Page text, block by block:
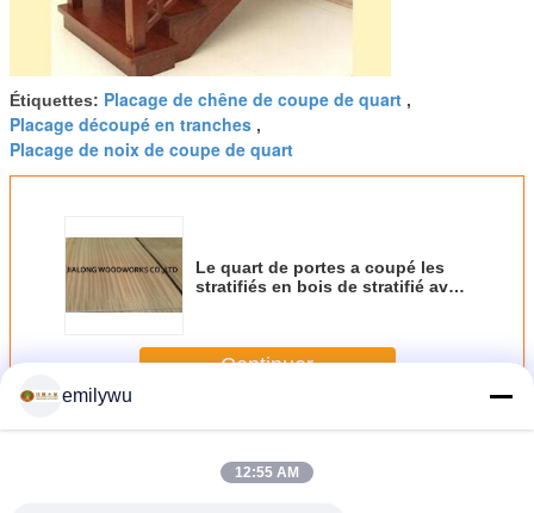
Étiquettes: Placage de chêne de coupe de quart ,
Placage découpé en tranches ,
Placage de noix de coupe de quart
Le quart de portes a coupé les
stratifiés en bois de stratifié avec
Continuer
PlusPlacage de coupe de quart
emilywu
12:55 AM